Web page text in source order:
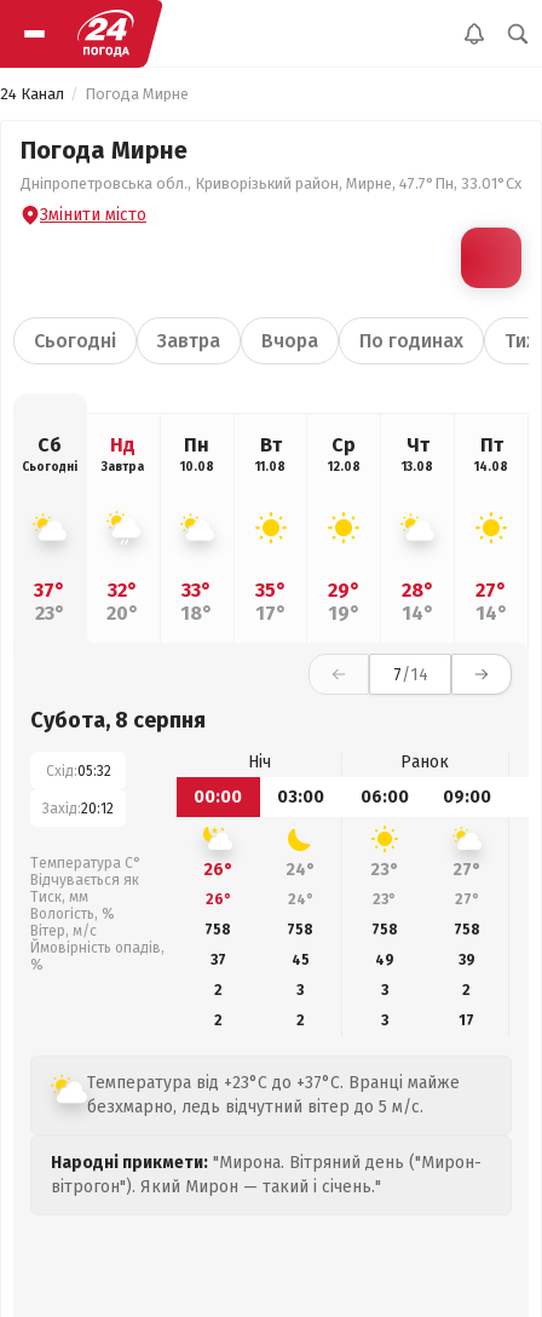
24 Канал Погода Мирне
Погода Мирне
Дніпропетровська обл., Криворізький район, Мирне, 47.7°Пн, 33.01°Сх
Змінити місто
Сьогодні Завтра Вчора По годинах
Сб
Сьогодні
37°
23°
Нд
Завтра
32°
20°
Пн
10.08
33°
18°
Вт
11.08
35°
17°
Ср
12.08
29°
19°
Чт
13.08
28°
14°
Пт
14.08
27°
14°
7/14
Субота, 8 серпня
Схід:05:32
Захід:20:12
Температура С°
Відчувається як
Тиск, мм
Вологість, %
Вітер, м/с
Ймовірність опадів,
%
Ніч
Ранок
00:00
03:00 06:00 09:00
26° 24° 23° 27°
26° 24° 23° 27°
758
758 758 758
37
45 49 39
2
3 3
2
2
2 3 17
Температура від +23°C до +37°C. Вранці майже
безхмарно, ледь відчутний вітер до 5 м/с.
Народні прикмети: "Мирона. Вітряний день ("Мирон-
вітрогон"). Який Мирон — такий і січень."